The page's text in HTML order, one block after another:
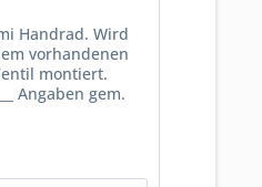
Handrad. Wird
vorhandenen
montiert.
Angaben gem.
20 D-58256
E-Mail:...